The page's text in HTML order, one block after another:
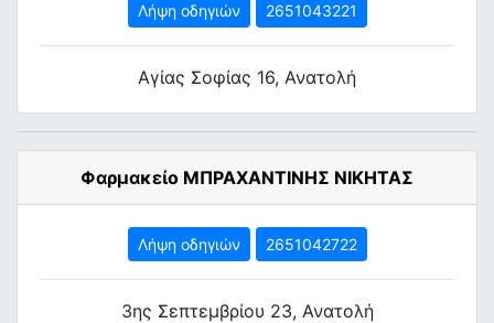
Λήψη οδηγιών 2651043221
Αγίας Σοφίας 16, Ανατολή
Φαρμακείο ΜΠΡΑΧΑΝΤΙΝΗΣ ΝΙΚΗΤΑΣ
Λήψη οδηγιών 2651042722
3ης Σεπτεμβρίου 23, Ανατολή